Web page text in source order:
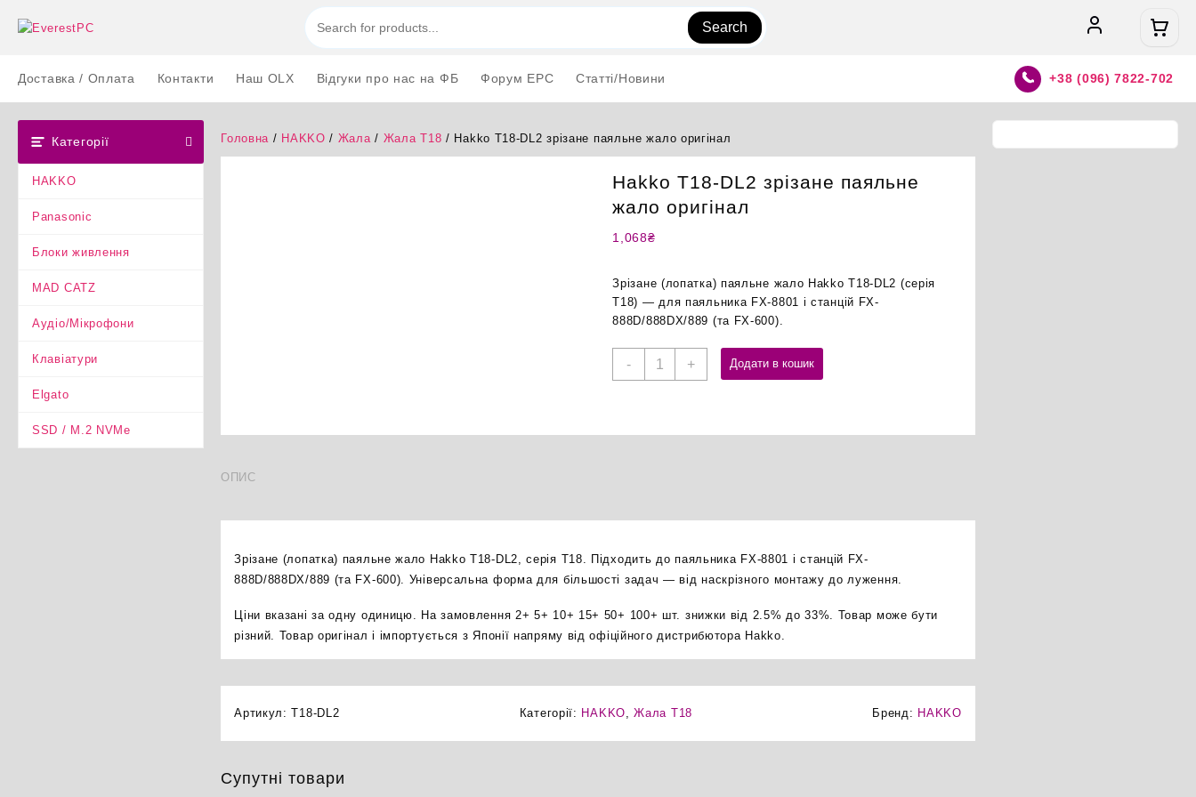
Search
Доставка / Оплата Контакти Наш OLX Відгуки про нас на ФБ Форум EPC Статті/Новини +38 (096) 7822-702
Категорії
HAKKO
Panasonic
Блоки живлення
MAD CATZ
Аудіо/Мікрофони
Клавіатури
Elgato
SSD / M.2 NVMe
Головна / HAKKO / Жала/ Жала T18 / Hakko T18-DL2 зрізане паяльне жало оригінал
Hakko T18-DL2 зрізане паяльне
жало оригінал
1,068₴
Зрізане (лопатка) паяльне жало Hakko T18-DL2 (серія
T18) — для паяльника FX-8801 і станцій FX-
888D/888DX/889 (та FX-600).
-
Hakko
паяльне
+ Додати в кошик
ОПИС
Зрізане (лопатка) паяльне жало Hakko T18-DL2, серія T18. Підходить до паяльника FX-8801 і станцій FX-
888D/888DX/889 (та FX-600). Універсальна форма для більшості задач — від наскрізного монтажу до луження.
Ціни вказані за одну одиницю. На замовлення 2+ 5+ 10+ 15+ 50+ 100+ шт. знижки від 2.5% до 33%. Товар може бути
різний. Товар оригінал і імпортується з Японії напряму від офіційного дистрибютора Hakko.
Артикул:T18-DL2 Категорії: HAKKO,Жала T18 Бренд: HAKKO
Супутні товари